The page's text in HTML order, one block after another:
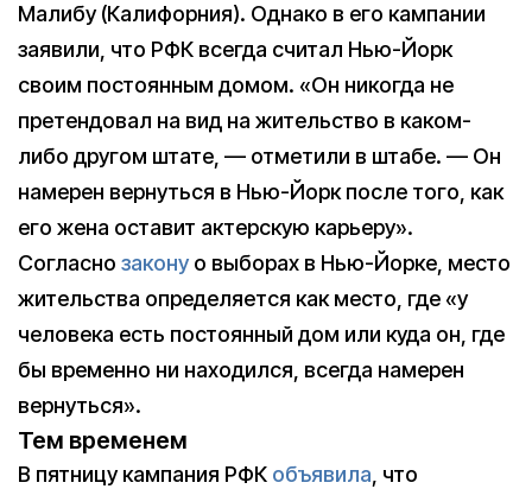
Малибу (Калифорния). Однако в его кампании
заявили, что РФК всегда считал Нью-Йорк
своим постоянным домом. «Он никогда не
претендовал на вид на жительство в каком-
либо другом штате, — отметили в штабе. — Он
намерен вернуться в Нью-Йорк после того, как
его жена оставит актерскую карьеру».
Согласно закону о выборах в Нью-Йорке, место
жительства определяется как место, где «у
человека есть постоянный дом или куда он, где
бы временно ни находился, всегда намерен
вернуться».
Тем временем
В пятницу кампания РФК объявила, что